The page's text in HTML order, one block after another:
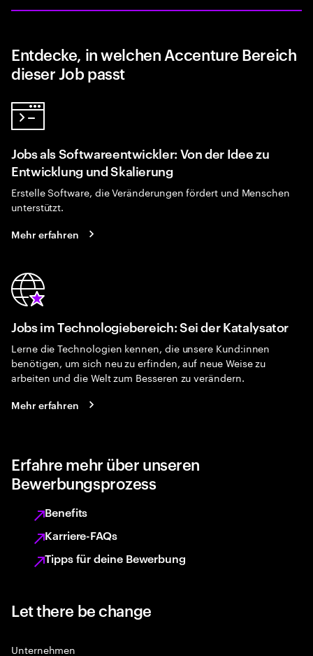
Entdecke, in welchen Accenture Bereich
dieser Job passt
Jobs als Softwareentwickler: Von der Idee zu
Entwicklung und Skalierung
Erstelle Software, die Veränderungen fördert und Menschen
unterstützt.
Mehr erfahren
Jobs im Technologiebereich: Sei der Katalysator
Lerne die Technologien kennen, die unsere Kund:innen
benötigen, um sich neu zu erfinden, auf neue Weise zu
arbeiten und die Welt zum Besseren zu verändern.
Mehr erfahren
Erfahre mehr über unseren
Bewerbungsprozess
Benefits
Karriere-FAQs
Tipps für deine Bewerbung
Let there be change
Unternehmen